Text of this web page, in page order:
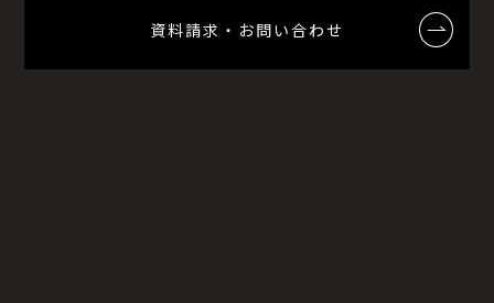
資料請求・お問い合わせ